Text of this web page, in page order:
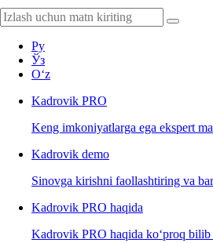
Ру
Ўз
Oʻz
Kadrovik PRO
Keng imkoniyatlarga ega ekspert
Kadrovik demo
Sinovga kirishni faollashtiring va
Kadrovik PRO haqida
Kadrovik PRO haqida koʻproq